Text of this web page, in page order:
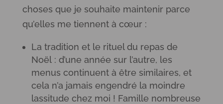
choses que je souhaite maintenir parce
qu’elles me tiennent à cœur :
La tradition et le rituel du repas de
Noël : d’une année sur l’autre, les
menus continuent à être similaires, et
cela n’a jamais engendré la moindre
lassitude chez moi ! Famille nombreuse